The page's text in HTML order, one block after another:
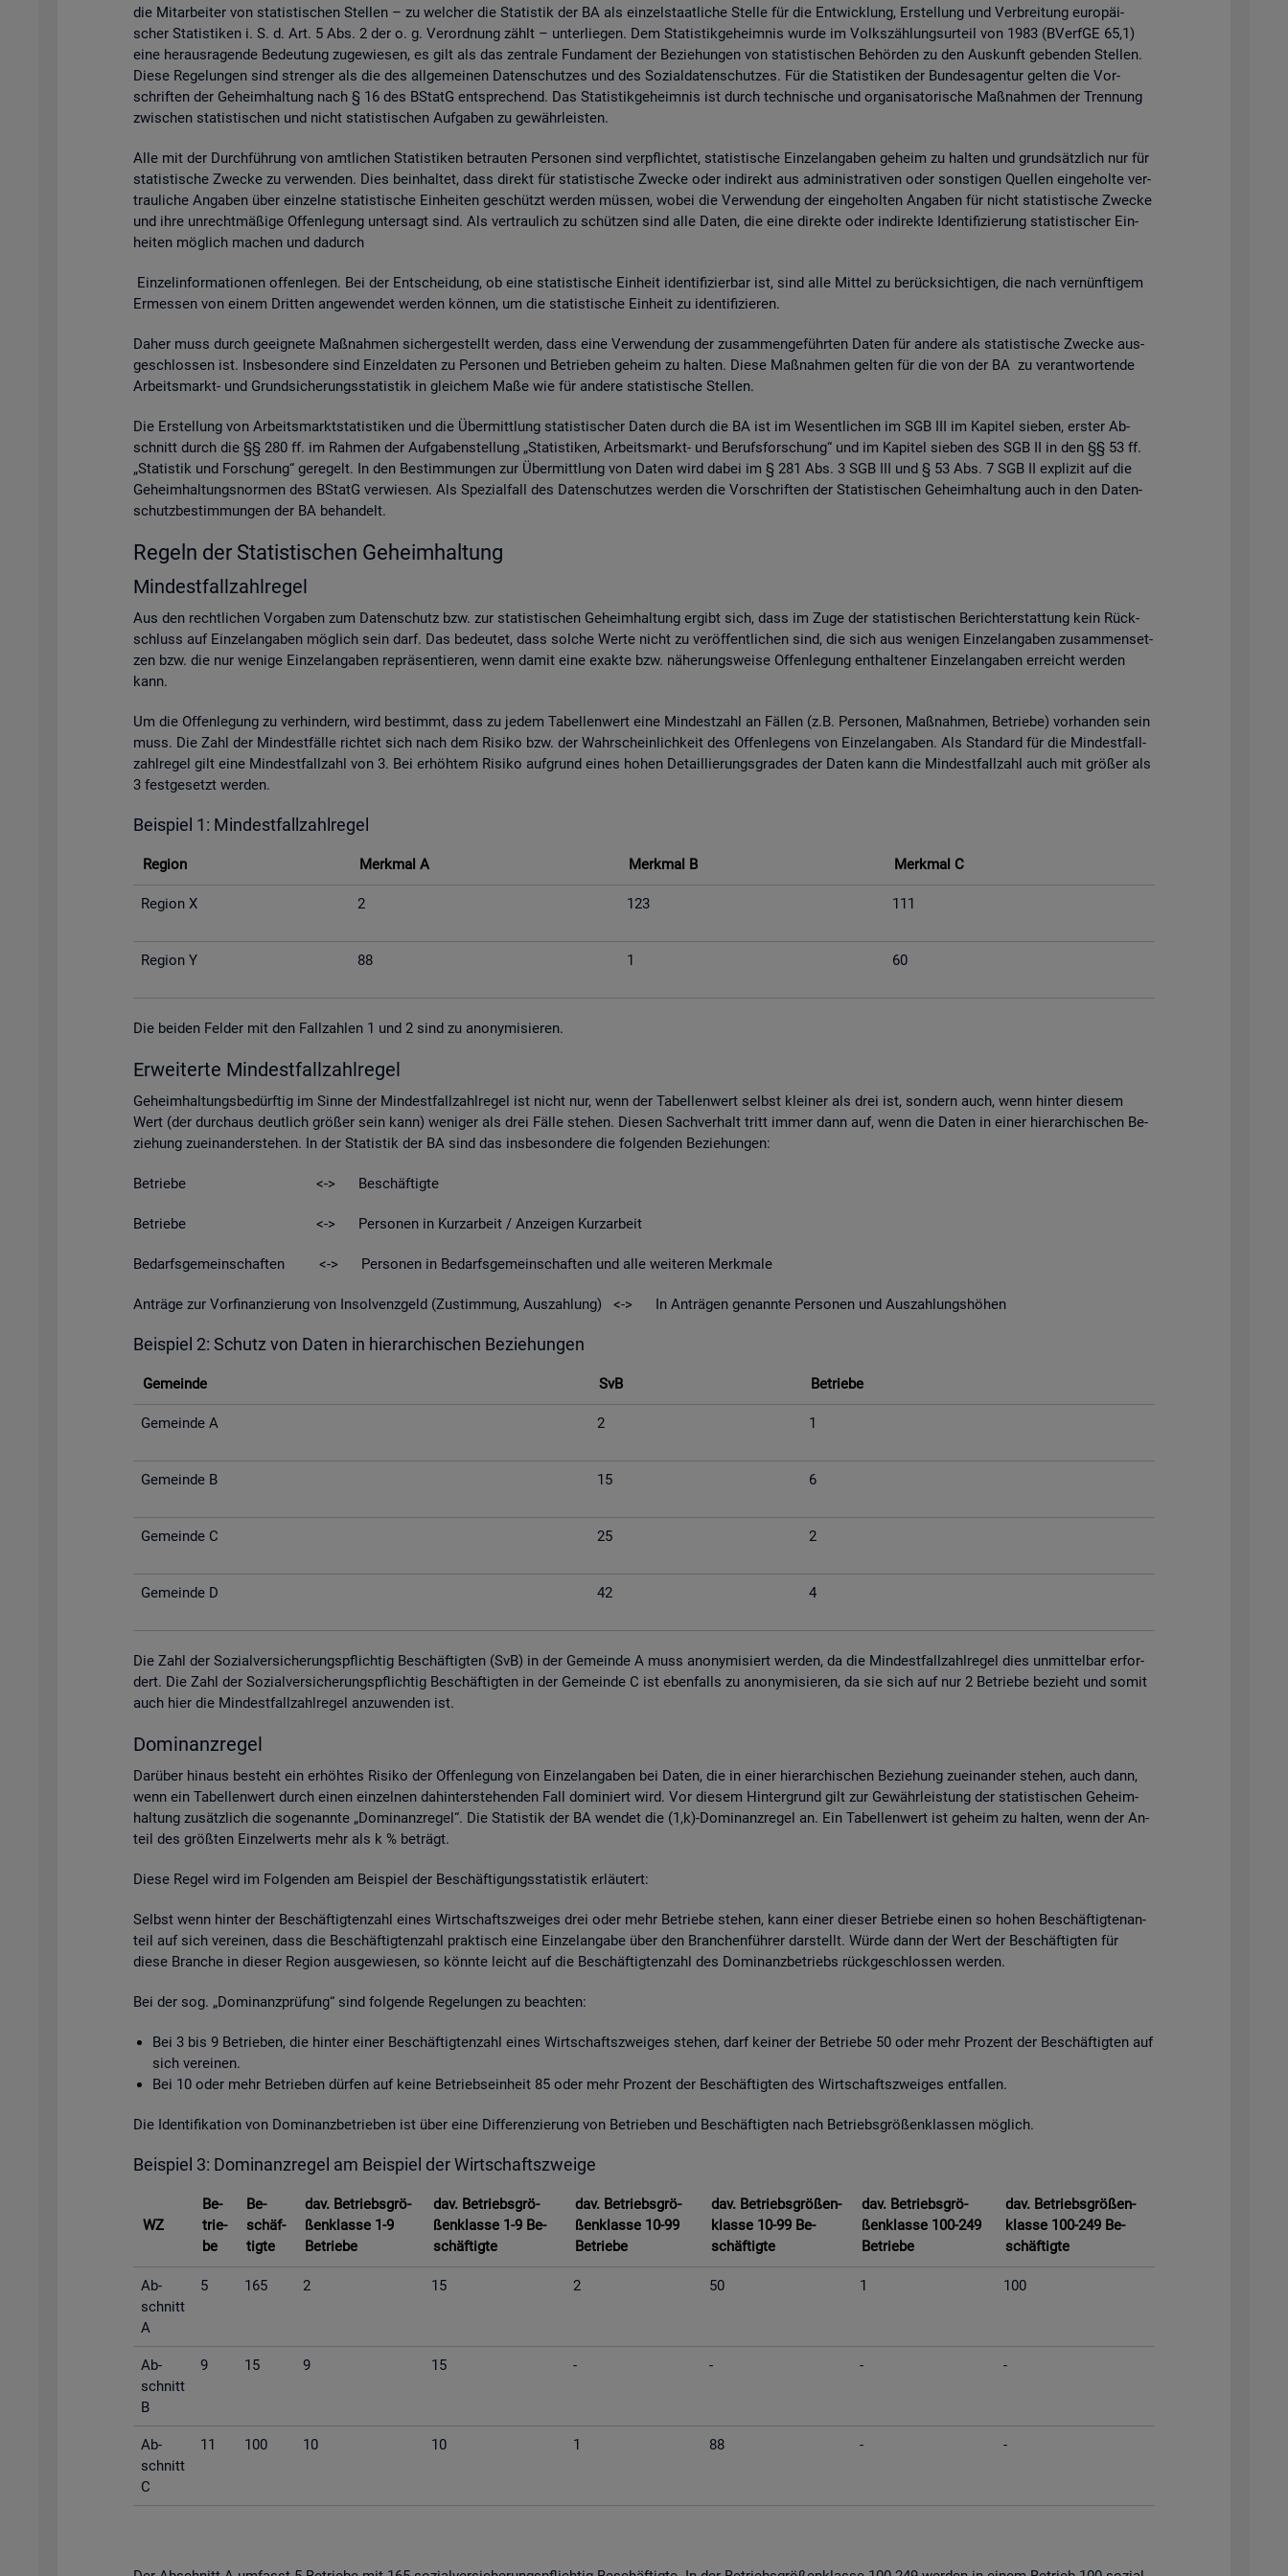
die Mit­ar­bei­ter von sta­tis­ti­schen Stel­len – zu wel­cher die Sta­tis­tik der BA als ein­zel­staat­li­che Stel­le für die Ent­wick­lung, Er­stel­lung und Ver­brei­tung eu­ro­päi­
scher Sta­tis­ti­ken i. S. d. Art. 5 Abs. 2 der o. g. Ver­ord­nung zählt – un­ter­lie­gen. Dem Sta­tis­tik­ge­heim­nis wurde im Volks­zäh­lungs­ur­teil von 1983 (BVerf­GE 65,1)
eine her­aus­ra­gen­de Be­deu­tung zu­ge­wie­sen, es gilt als das zen­tra­le Fun­da­ment der Be­zie­hun­gen von sta­tis­ti­schen Be­hör­den zu den Aus­kunft ge­ben­den Stel­len.
Diese Re­ge­lun­gen sind stren­ger als die des all­ge­mei­nen Da­ten­schut­zes und des So­zi­al­da­ten­schut­zes. Für die Sta­tis­ti­ken der Bun­des­agen­tur gel­ten die Vor­
schrif­ten der Ge­heim­hal­tung nach § 16 des BStatG ent­spre­chend. Das Sta­tis­tik­ge­heim­nis ist durch tech­ni­sche und or­ga­ni­sa­to­ri­sche Maß­nah­men der Tren­nung
zwi­schen sta­tis­ti­schen und nicht sta­tis­ti­schen Auf­ga­ben zu ge­währ­leis­ten.
Alle mit der Durch­füh­rung von amt­li­chen Sta­tis­ti­ken be­trau­ten Per­so­nen sind ver­pflich­tet, sta­tis­ti­sche Ein­zel­an­ga­ben ge­heim zu hal­ten und grund­sätz­lich nur für
sta­tis­ti­sche Zwe­cke zu ver­wen­den. Dies be­inhal­tet, dass di­rekt für sta­tis­ti­sche Zwe­cke oder in­di­rekt aus ad­mi­nis­tra­ti­ven oder sons­ti­gen Quel­len ein­ge­hol­te ver­
trau­li­che An­ga­ben über ein­zel­ne sta­tis­ti­sche Ein­hei­ten ge­schützt wer­den müs­sen, wobei die Ver­wen­dung der ein­ge­hol­ten An­ga­ben für nicht sta­tis­ti­sche Zwe­cke
und ihre un­recht­mä­ßi­ge Of­fen­le­gung un­ter­sagt sind. Als ver­trau­lich zu schüt­zen sind alle Daten, die eine di­rek­te oder in­di­rek­te Iden­ti­fi­zie­rung sta­tis­ti­scher Ein­
hei­ten mög­lich ma­chen und da­durch
Ein­zel­in­for­ma­tio­nen of­fen­le­gen. Bei der Ent­schei­dung, ob eine sta­tis­ti­sche Ein­heit iden­ti­fi­zier­bar ist, sind alle Mit­tel zu be­rück­sich­ti­gen, die nach ver­nünf­ti­gem
Er­mes­sen von einem Drit­ten an­ge­wen­det wer­den kön­nen, um die sta­tis­ti­sche Ein­heit zu iden­ti­fi­zie­ren.
Daher muss durch ge­eig­ne­te Maß­nah­men si­cher­ge­stellt wer­den, dass eine Ver­wen­dung der zu­sam­men­ge­führ­ten Daten für an­de­re als sta­tis­ti­sche Zwe­cke aus­
ge­schlos­sen ist. Ins­be­son­de­re sind Ein­zel­da­ten zu Per­so­nen und Be­trie­ben ge­heim zu hal­ten. Diese Maß­nah­men gel­ten für die von der BA zu ver­ant­wor­ten­de
Ar­beits­markt- und Grund­si­che­rungs­sta­tis­tik in glei­chem Maße wie für an­de­re sta­tis­ti­sche Stel­len.
Die Er­stel­lung von Ar­beits­markt­sta­tis­ti­ken und die Über­mitt­lung sta­tis­ti­scher Daten durch die BA ist im We­sent­li­chen im SGB III im Ka­pi­tel sie­ben, ers­ter Ab­
schnitt durch die §§ 280 ff. im Rah­men der Auf­ga­ben­stel­lung „Sta­tis­ti­ken, Ar­beits­markt- und Be­rufs­for­schung“ und im Ka­pi­tel sie­ben des SGB II in den §§ 53 ff.
„Sta­tis­tik und For­schung“ ge­re­gelt. In den Be­stim­mun­gen zur Über­mitt­lung von Daten wird dabei im § 281 Abs. 3 SGB III und § 53 Abs. 7 SGB II ex­pli­zit auf die
Ge­heim­hal­tungs­nor­men des BStatG ver­wie­sen. Als Spe­zi­al­fall des Da­ten­schut­zes wer­den die Vor­schrif­ten der Sta­tis­ti­schen Ge­heim­hal­tung auch in den Da­ten­
schutz­be­stim­mun­gen der BA be­han­delt.
Re­geln der Sta­tis­ti­schen Ge­heim­hal­tung
Min­dest­fall­zahl­re­gel
Aus den recht­li­chen Vor­ga­ben zum Da­ten­schutz bzw. zur sta­tis­ti­schen Ge­heim­hal­tung er­gibt sich, dass im Zuge der sta­tis­ti­schen Be­richt­erstat­tung kein Rück­
schluss auf Ein­zel­an­ga­ben mög­lich sein darf. Das be­deu­tet, dass sol­che Werte nicht zu ver­öf­fent­li­chen sind, die sich aus we­ni­gen Ein­zel­an­ga­ben zu­sam­men­set­
zen bzw. die nur we­ni­ge Ein­zel­an­ga­ben re­prä­sen­tie­ren, wenn damit eine ex­ak­te bzw. nä­he­rungs­wei­se Of­fen­le­gung ent­hal­te­ner Ein­zel­an­ga­ben er­reicht wer­den
kann.
Um die Of­fen­le­gung zu ver­hin­dern, wird be­stimmt, dass zu jedem Ta­bel­len­wert eine Min­dest­zahl an Fäl­len (z.B. Per­so­nen, Maß­nah­men, Be­trie­be) vor­han­den sein
muss. Die Zahl der Min­dest­fäl­le rich­tet sich nach dem Ri­si­ko bzw. der Wahr­schein­lich­keit des Of­fen­le­gens von Ein­zel­an­ga­ben. Als Stan­dard für die Min­dest­fall­
zahl­re­gel gilt eine Min­dest­fall­zahl von 3. Bei er­höh­tem Ri­si­ko auf­grund eines hohen De­tail­lie­rungs­gra­des der Daten kann die Min­dest­fall­zahl auch mit grö­ßer als
3 fest­ge­setzt wer­den.
Bei­spiel 1: Min­dest­fall­zahl­re­gel
Re­gi­on Merk­mal A Merk­mal B Merk­mal C
Re­gi­on X 2 123 111
Re­gi­on Y 88 1 60
Die bei­den Fel­der mit den Fall­zah­len 1 und 2 sind zu an­ony­mi­sie­ren.
Er­wei­ter­te Min­dest­fall­zahl­re­gel
Ge­heim­hal­tungs­be­dürf­tig im Sinne der Min­dest­fall­zahl­re­gel ist nicht nur, wenn der Ta­bel­len­wert selbst klei­ner als drei ist, son­dern auch, wenn hin­ter die­sem
Wert (der durch­aus deut­lich grö­ßer sein kann) we­ni­ger als drei Fälle ste­hen. Die­sen Sach­ver­halt tritt immer dann auf, wenn die Daten in einer hier­ar­chi­schen Be­
zie­hung zu­ein­an­der­ste­hen. In der Sta­tis­tik der BA sind das ins­be­son­de­re die fol­gen­den Be­zie­hun­gen:
Be­trie­be <-> Be­schäf­tig­te
Be­trie­be <-> Per­so­nen in Kurz­ar­beit / An­zei­gen Kurz­ar­beit
Be­darfs­ge­mein­schaf­ten <-> Per­so­nen in Be­darfs­ge­mein­schaf­ten und alle wei­te­ren Merk­ma­le
An­trä­ge zur Vor­fi­nan­zie­rung von In­sol­venz­geld (Zu­stim­mung, Aus­zah­lung) <-> In An­trä­gen ge­nann­te Per­so­nen und Aus­zah­lungs­hö­hen
Bei­spiel 2: Schutz von Daten in hier­ar­chi­schen Be­zie­hun­gen
Ge­mein­de SvB Be­trie­be
Ge­mein­de A 2 1
Ge­mein­de B 15 6
Ge­mein­de C 25 2
Ge­mein­de D 42 4
Die Zahl der So­zi­al­ver­si­che­rungs­pflich­tig Be­schäf­tig­ten (SvB) in der Ge­mein­de A muss an­ony­mi­siert wer­den, da die Min­dest­fall­zahl­re­gel dies un­mit­tel­bar er­for­
dert. Die Zahl der So­zi­al­ver­si­che­rungs­pflich­tig Be­schäf­tig­ten in der Ge­mein­de C ist eben­falls zu an­ony­mi­sie­ren, da sie sich auf nur 2 Be­trie­be be­zieht und somit
auch hier die Min­dest­fall­zahl­re­gel an­zu­wen­den ist.
Do­mi­nanz­re­gel
Dar­über hin­aus be­steht ein er­höh­tes Ri­si­ko der Of­fen­le­gung von Ein­zel­an­ga­ben bei Daten, die in einer hier­ar­chi­schen Be­zie­hung zu­ein­an­der ste­hen, auch dann,
wenn ein Ta­bel­len­wert durch einen ein­zel­nen da­hin­ter­ste­hen­den Fall do­mi­niert wird. Vor die­sem Hin­ter­grund gilt zur Ge­währ­leis­tung der sta­tis­ti­schen Ge­heim­
hal­tung zu­sätz­lich die so­ge­nann­te „Do­mi­nanz­re­gel“. Die Sta­tis­tik der BA wen­det die (1,k)-Do­mi­nanz­re­gel an. Ein Ta­bel­len­wert ist ge­heim zu hal­ten, wenn der An­
teil des grö­ß­ten Ein­zel­werts mehr als k % be­trägt.
Diese Regel wird im Fol­gen­den am Bei­spiel der Be­schäf­ti­gungs­sta­tis­tik er­läu­tert:
Selbst wenn hin­ter der Be­schäf­tig­ten­zahl eines Wirt­schafts­zwei­ges drei oder mehr Be­trie­be ste­hen, kann einer die­ser Be­trie­be einen so hohen Be­schäf­tig­ten­an­
teil auf sich ver­ei­nen, dass die Be­schäf­tig­ten­zahl prak­tisch eine Ein­zel­an­ga­be über den Bran­chen­füh­rer dar­stellt. Würde dann der Wert der Be­schäf­tig­ten für
diese Bran­che in die­ser Re­gi­on aus­ge­wie­sen, so könn­te leicht auf die Be­schäf­tig­ten­zahl des Do­mi­nanz­be­triebs rück­ge­schlos­sen wer­den.
Bei der sog. „Do­mi­nanz­prü­fung“ sind fol­gen­de Re­ge­lun­gen zu be­ach­ten:
Bei 3 bis 9 Be­trie­ben, die hin­ter einer Be­schäf­tig­ten­zahl eines Wirt­schafts­zwei­ges ste­hen, darf kei­ner der Be­trie­be 50 oder mehr Pro­zent der Be­schäf­tig­ten auf
sich ver­ei­nen.
Bei 10 oder mehr Be­trie­ben dür­fen auf keine Be­triebs­ein­heit 85 oder mehr Pro­zent der Be­schäf­tig­ten des Wirt­schafts­zwei­ges ent­fal­len.
Die Iden­ti­fi­ka­ti­on von Do­mi­nanz­be­trie­ben ist über eine Dif­fe­ren­zie­rung von Be­trie­ben und Be­schäf­tig­ten nach Be­triebs­grö­ßen­klas­sen mög­lich.
Bei­spiel 3: Do­mi­nanz­re­gel am Bei­spiel der Wirt­schafts­zwei­ge
WZ
Be­
trie­
be
Be­
schäf­
tig­te
dav. Be­triebs­grö­
ßen­klas­se 1-9
Be­trie­be
dav. Be­triebs­grö­
ßen­klas­se 1-9 Be­
schäf­tig­te
dav. Be­triebs­grö­
ßen­klas­se 10-99
Be­trie­be
dav. Be­triebs­grö­ßen­
klas­se 10-99 Be­
schäf­tig­te
dav. Be­triebs­grö­
ßen­klas­se 100-249
Be­trie­be
dav. Be­triebs­grö­ßen­
klas­se 100-249 Be­
schäf­tig­te
Ab­
schnitt
A
5 165 2 15 2 50 1 100
Ab­
schnitt
B
9 15 9 15 - - - -
Ab­
schnitt
C
11 100 10 10 1 88 - -